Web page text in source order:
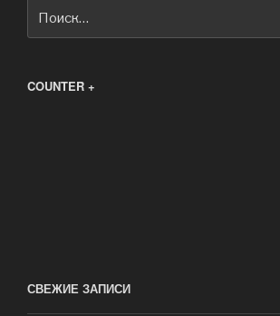
COUNTER +
СВЕЖИЕ ЗАПИСИ